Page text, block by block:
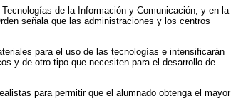
de la Información y Comunicación, y en la
señala que las administraciones y los centros
para el uso de las tecnologías e intensificarán
y de otro tipo que necesiten para el desarrollo de
para permitir que el alumnado obtenga el mayor